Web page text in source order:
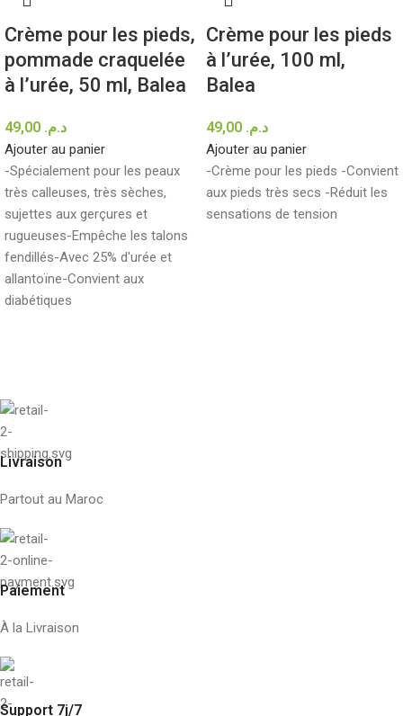
Crème pour les pieds,
pommade craquelée
à l’urée, 50 ml, Balea
د.م.
Ajouter au panier
-Spécialement pour les peaux
très calleuses, très sèches,
sujettes aux gerçures et
rugueuses-Empêche les talons
fendillés-Avec 25% d'urée et
allantoïne-Convient aux
diabétiques
Crème pour les pieds
à l’urée, 100 ml,
Balea
د.م.
Ajouter au panier
-Crème pour les pieds -Convient
aux pieds très secs -Réduit les
sensations de tension
Livraison
Partout au Maroc
Paiement
À la Livraison
Support 7j/7